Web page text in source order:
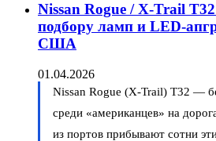
Nissan Rogue / X-Trail
подбору ламп и LED-
США
01.04.2026
Nissan Rogue (X-Trail) T32 —
среди «американцев» на
из портов прибывают сотни